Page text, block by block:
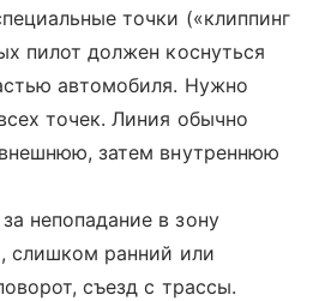
точки («клиппинг
пилот должен коснуться
автомобиля. Нужно
точек. Линия обычно
затем внутреннюю
непопадание в зону
слишком ранний или
съезд с трассы.